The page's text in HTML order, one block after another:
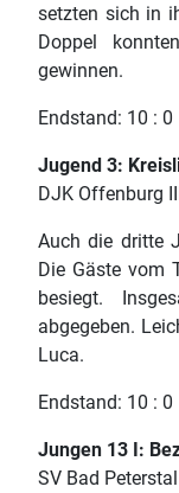
setzten sich in
Doppel
gewinnen.
Endstand: 10 : 0
Jugend 3:
DJK Offenburg
Auch die dritte
Die Gäste vom
besiegt.
abgegeben.
Luca.
Endstand: 10 : 0
Jungen 13 I:
SV Bad